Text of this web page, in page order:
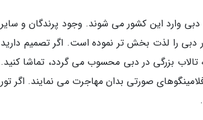
وارد این کشور می شوند. وجود پرندگان و سایر
دبی را لذت بخش تر نموده است. اگر تصمیم دارید
تالاب بزرگی در دبی محسوب می گردد، تماشا کنید.
صورتی بدان مهاجرت می نمایند. اگر تور